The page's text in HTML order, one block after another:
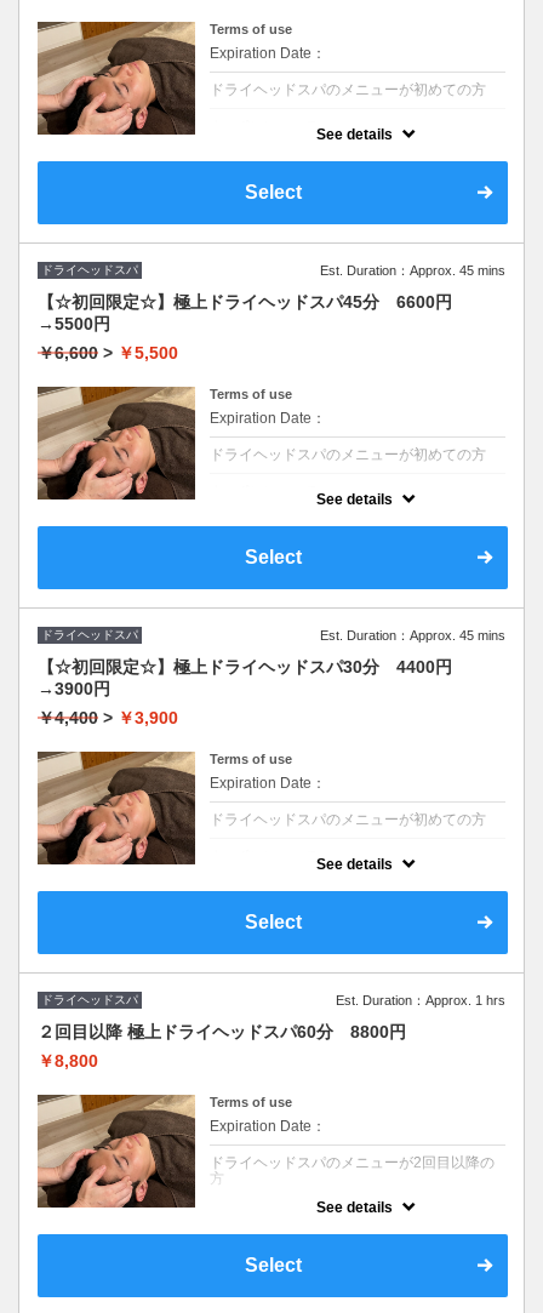
Terms of use
Expiration Date：
ドライヘッドスパのメニューが初めての方
眼精疲労/不眠/首肩こりでお悩みの方にオス
スメのヘッドスパ(頭・肩・首・目・腕)で深
部からリフレッシュ 慢性的な疲れにアプロ
See details
Select
ドライヘッドスパ Est. Duration：Approx. 45 mins
【☆初回限定☆】極上ドライヘッドスパ45分 6600円
→5500円
￥6,600 > ￥5,500
Terms of use
Expiration Date：
ドライヘッドスパのメニューが初めての方
スメのヘッドスパ(頭・首・顔)で深部からコ
リをほぐす☆慢性的な疲れにアプローチ◎デ
スクワークの方、不眠の方にも人気コース◎
See details
Select
ドライヘッドスパ Est. Duration：Approx. 45 mins
【☆初回限定☆】極上ドライヘッドスパ30分 4400円
→3900円
￥4,400 > ￥3,900
Terms of use
Expiration Date：
ドライヘッドスパのメニューが初めての方
スメのヘッドスパ。お時間が無い方のクイッ
クのコースです。とにかく少しでも頭皮や目
の周りをすっきりしたい。そんな方にオスス
See details
Select
ドライヘッドスパ Est. Duration：Approx. 1 hrs
２回目以降 極上ドライヘッドスパ60分 8800円
￥8,800
Terms of use
Expiration Date：
ドライヘッドスパのメニューが2回目以降の
方
ヘッドスパの効果をしっかり実感したい方◎
眼精疲労/不眠/首肩こりでお悩みの方にオス
スメのヘッドスパ(頭・肩・首・目・腕)で深
ーチ◎男性にも人気
See details
Select